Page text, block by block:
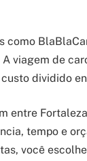
como
viagem de
dividido
entre
tempo e
você